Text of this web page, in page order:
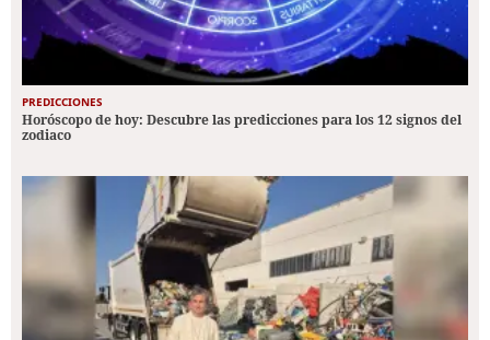
PREDICCIONES
Horóscopo de hoy: Descubre las predicciones para los 12 signos del
zodiaco